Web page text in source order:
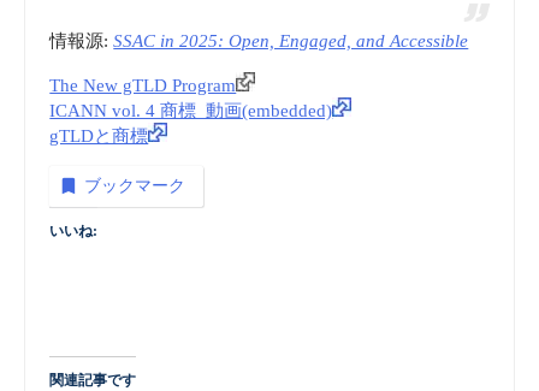
情報源:SSAC in 2025: Open, Engaged, and Accessible
The New gTLD Program
ICANN vol. 4 商標_動画(embedded)
gTLDと商標
ブックマーク
いいね:
関連記事です